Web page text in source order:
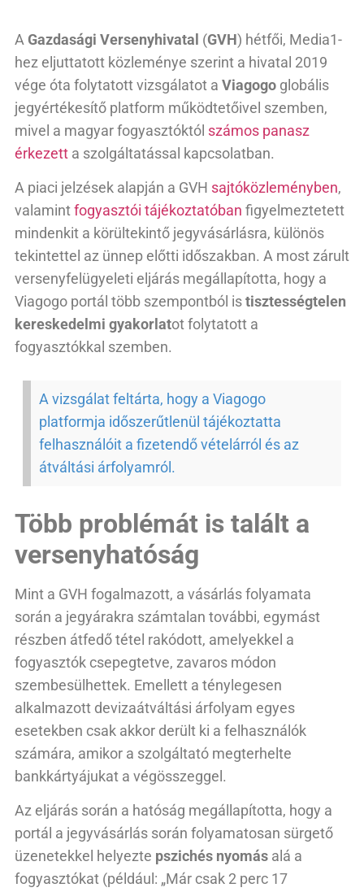
A Gazdasági Versenyhivatal (GVH) hétfői, Media1-
hez eljuttatott közleménye szerint a hivatal 2019
vége óta folytatott vizsgálatot a Viagogo globális
jegyértékesítő platform működtetőivel szemben,
mivel a magyar fogyasztóktól számos panasz
érkezett a szolgáltatással kapcsolatban.
A piaci jelzések alapján a GVH sajtóközleményben,
valamintfogyasztói tájékoztatóban figyelmeztetett
mindenkit a körültekintő jegyvásárlásra, különös
tekintettel az ünnep előtti időszakban. A most zárult
versenyfelügyeleti eljárás megállapította, hogy a
Viagogo portál több szempontból istisztességtelen
kereskedelmi gyakorlatot folytatott a
fogyasztókkal szemben.
A vizsgálat feltárta, hogy a Viagogo
platformja időszerűtlenül tájékoztatta
felhasználóit a fizetendő vételárról és az
átváltási árfolyamról.
Több problémát is talált a
versenyhatóság
Mint a GVH fogalmazott, a vásárlás folyamata
során a jegyárakra számtalan további, egymást
részben átfedő tétel rakódott, amelyekkel a
fogyasztók csepegtetve, zavaros módon
szembesülhettek. Emellett a ténylegesen
alkalmazott devizaátváltási árfolyam egyes
esetekben csak akkor derült ki a felhasználók
számára, amikor a szolgáltató megterhelte
bankkártyájukat a végösszeggel.
Az eljárás során a hatóság megállapította, hogy a
portál a jegyvásárlás során folyamatosan sürgető
üzenetekkel helyezte pszichés nyomás alá a
fogyasztókat (például: „Már csak 2 perc 17